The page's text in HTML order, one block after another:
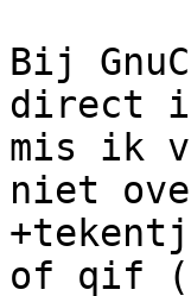
Bij
direct
mis ik
niet